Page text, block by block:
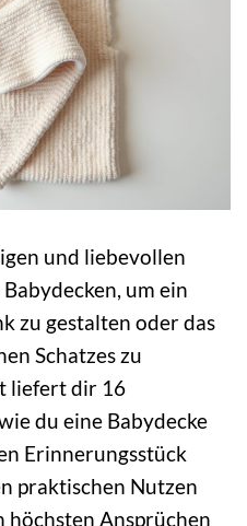
und liebevollen
um ein
zu gestalten oder das
Schatzes zu
liefert dir 16
du eine Babydecke
Erinnerungsstück
praktischen Nutzen
höchsten Ansprüchen